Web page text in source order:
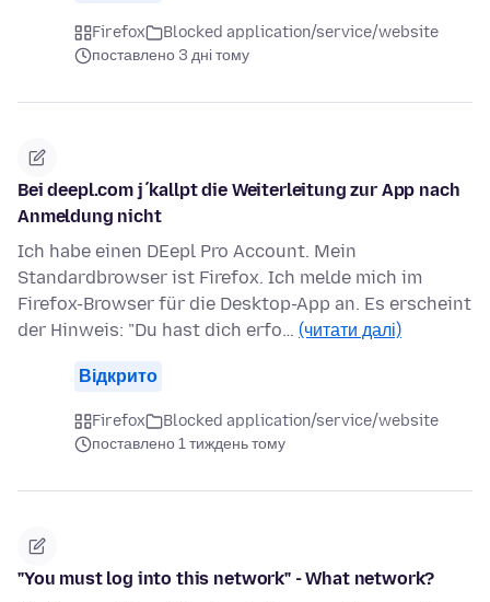
Firefox
Blocked application/service/website
поставлено 3 дні тому
Bei deepl.com j´kallpt die Weiterleitung zur App nach
Anmeldung nicht
Ich habe einen DEepl Pro Account. Mein
Standardbrowser ist Firefox. Ich melde mich im
Firefox-Browser für die Desktop-App an. Es erscheint
der Hinweis: "Du hast dich erfo… (читати далі)
Відкрито
Firefox
Blocked application/service/website
поставлено 1 тиждень тому
"You must log into this network" - What network?